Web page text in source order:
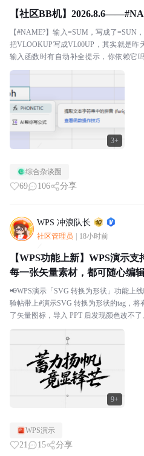
3+
【社区BB机】
【#NAME?】输入=SUM，写成了=SUN
把VLOOKUP写成VL00UP，其实就是昨
输入函数时有自动补全提示，你依赖它
个?本BB机分享：我十分...
综合杂谈圈
69 106 分享
WPS 冲浪队长
社区管理员 18小时前
9+
【WPS功能上新】WPS演示
每一张矢量素材，都可随心编
📢WPS演示「SVG 转换为形状」功能上
验帖带上#演示SVG 转换为形状的tag，
了矢量图标，导入 PPT 后发现颜色改不
VG，想微调某个笔...
WPS演示
21 15 分享